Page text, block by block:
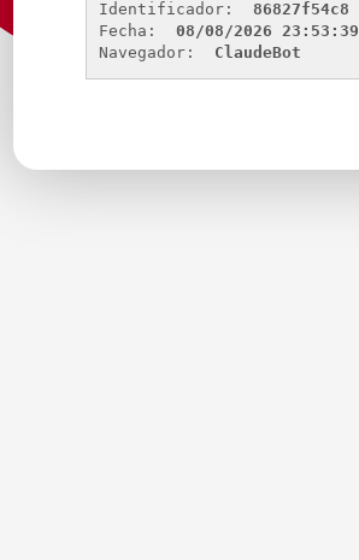
Identificador:
86827f54c8
Fecha:
08/08/2026 23:53:39
Navegador:
ClaudeBot